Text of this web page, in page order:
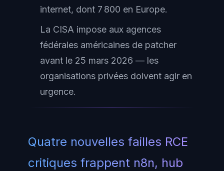
internet, dont 7 800 en Europe.
La CISA impose aux agences
fédérales américaines de patcher
avant le 25 mars 2026 — les
organisations privées doivent agir en
urgence.
Quatre nouvelles failles RCE
critiques frappent n8n, hub